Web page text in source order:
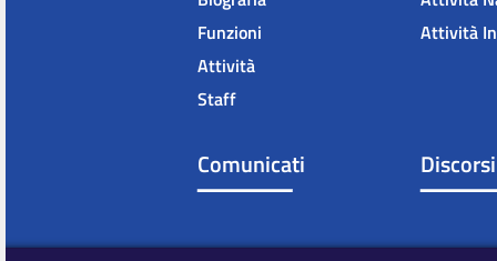
Funzioni
Attività
Staff
Attività
Comunicati Discorsi